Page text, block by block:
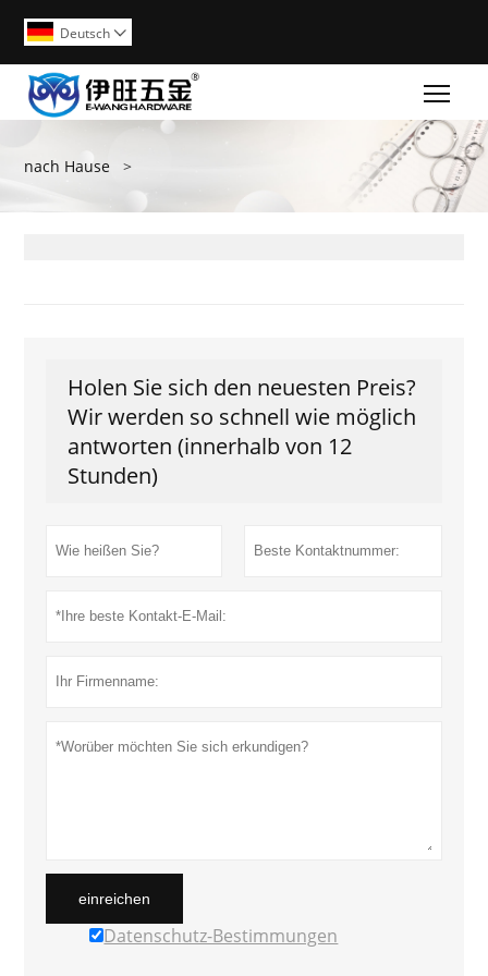
Deutsch 
nach Hause >
Holen Sie sich den neuesten Preis?
Wir werden so schnell wie möglich
antworten (innerhalb von 12
Stunden)
einreichen
Datenschutz-Bestimmungen